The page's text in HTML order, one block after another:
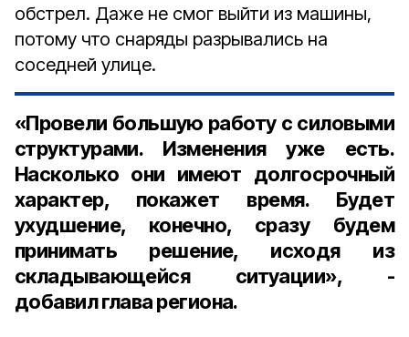
обстрел. Даже не смог выйти из машины,
потому что снаряды разрывались на
соседней улице.⠀
«Провели большую работу с силовыми
структурами. Изменения уже есть.
Насколько они имеют долгосрочный
характер, покажет время. Будет
ухудшение, конечно, сразу будем
принимать решение, исходя из
складывающейся ситуации», -
добавил глава региона.